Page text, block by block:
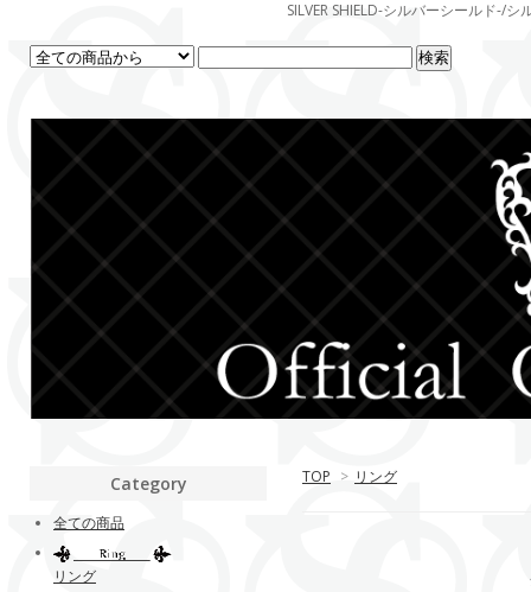
SILVER SHIELD-シルバーシールド-/
TOP > リング
Category
全ての商品
リング